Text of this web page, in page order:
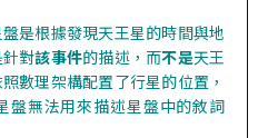
是根據發現天王星的時間與地
對該事件的描述，而不是天王
數理架構配置了行星的位置，
盤無法用來描述星盤中的敘詞